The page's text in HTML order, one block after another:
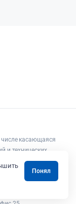
касающаяся
и технических
товаров и
условиях не
статьи 437
Понял